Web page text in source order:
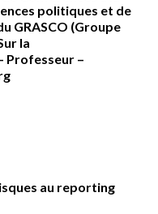
politiques et de
GRASCO (Groupe
la
Professeur –
au reporting